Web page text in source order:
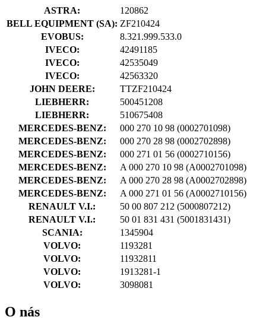
ASTRA:
120862
BELL EQUIPMENT (SA): ZF210424
EVOBUS:
8.321.999.533.0
IVECO:
42491185
IVECO:
42535049
IVECO:
42563320
JOHN DEERE:
TTZF210424
LIEBHERR:
500451208
LIEBHERR:
510675408
MERCEDES-BENZ:
000 270 10 98 (0002701098)
MERCEDES-BENZ:
000 270 28 98 (0002702898)
MERCEDES-BENZ:
000 271 01 56 (0002710156)
MERCEDES-BENZ:
A 000 270 10 98 (A0002701098)
MERCEDES-BENZ:
A 000 270 28 98 (A0002702898)
MERCEDES-BENZ:
A 000 271 01 56 (A0002710156)
RENAULT V.I.:
50 00 807 212 (5000807212)
RENAULT V.I.:
50 01 831 431 (5001831431)
SCANIA:
1345904
VOLVO:
1193281
VOLVO:
11932811
VOLVO:
1913281-1
VOLVO:
3098081
O nás